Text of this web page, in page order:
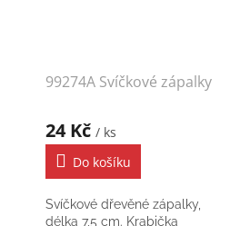
99274A Svíčkové zápalky
24 Kč / ks
Do košíku
Svíčkové dřevěné zápalky,
délka 7,5 cm. Krabička